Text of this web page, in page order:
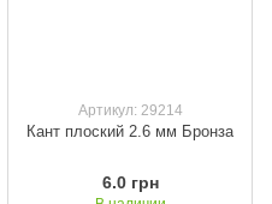
Артикул: 29214
Кант плоский 2.6 мм Бронза
6.0 грн